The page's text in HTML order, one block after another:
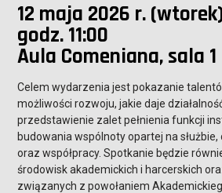
12 maja 2026 r. (wtorek)
godz. 11:00
Aula Comeniana, sala 1
Celem wydarzenia jest pokazanie
możliwości rozwoju, jakie daje
przedstawienie zalet pełnienia funkcji
budowania wspólnoty opartej na
oraz współpracy. Spotkanie będzie
środowisk akademickich i harcerskich
związanych z powołaniem